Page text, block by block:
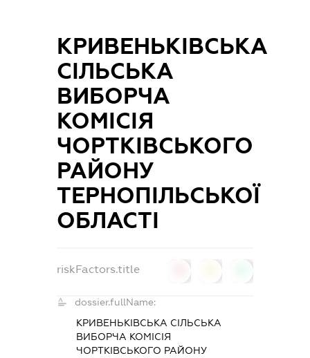
КРИВЕНЬКІВСЬКА
СІЛЬСЬКА
ВИБОРЧА
КОМІСІЯ
ЧОРТКІВСЬКОГО
РАЙОНУ
ТЕРНОПІЛЬСЬКОЇ
ОБЛАСТІ
riskFactors.title
dossier.fullName:
КРИВЕНЬКІВСЬКА СІЛЬСЬКА
ВИБОРЧА КОМІСІЯ
ЧОРТКІВСЬКОГО РАЙОНУ